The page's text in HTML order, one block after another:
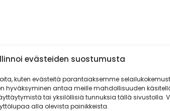
evästeiden suostumusta
kuten evästeitä parantaaksemme
hyväksyminen antaa meille mahdollisuuden
tai yksilöllisiä tunnuksia tällä sivustolla.
alla olevista painikkeista.